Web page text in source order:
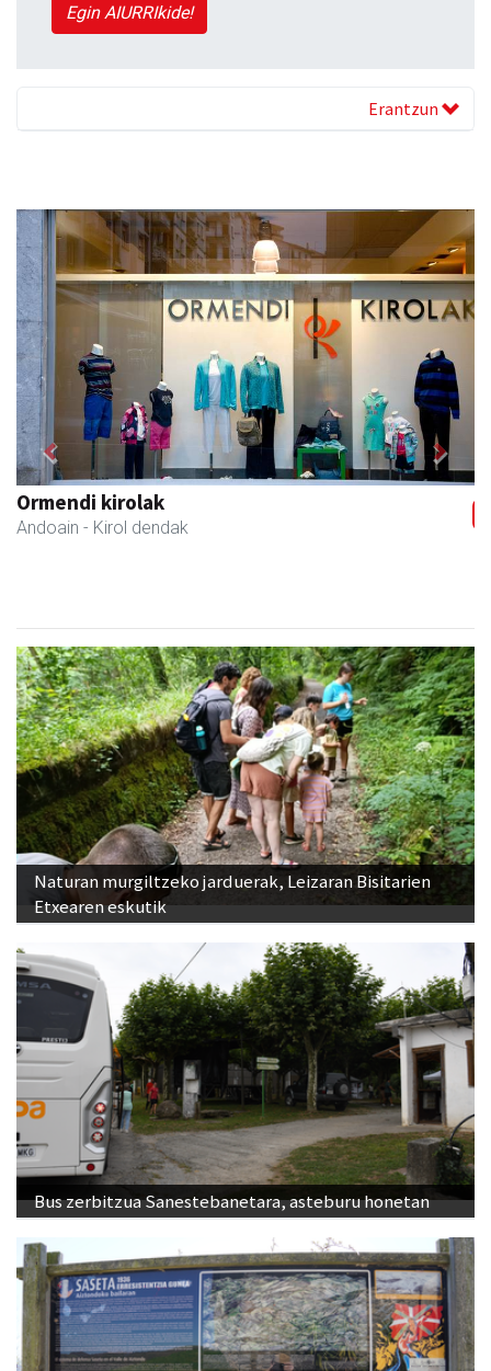
Egin AIURRIkide!
Erantzun
Ikasmin ikasketa zentroa
Urnieta - Ikasketa zentroak
Previous Next
Naturan murgiltzeko jarduerak, Leizaran Bisitarien
Etxearen eskutik
Bus zerbitzua Sanestebanetara, asteburu honetan